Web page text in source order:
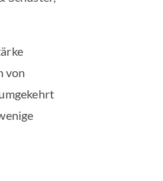
von